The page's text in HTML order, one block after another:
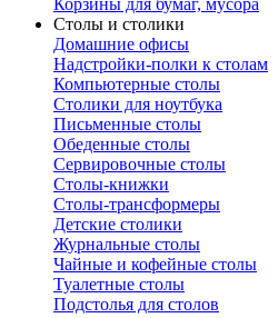
Корзины для бумаг, мусора
Столы и столики
Домашние офисы
Надстройки-полки к столам
Компьютерные столы
Столики для ноутбука
Письменные столы
Обеденные столы
Сервировочные столы
Столы-книжки
Столы-трансформеры
Детские столики
Журнальные столы
Чайные и кофейные столы
Туалетные столы
Подстолья для столов